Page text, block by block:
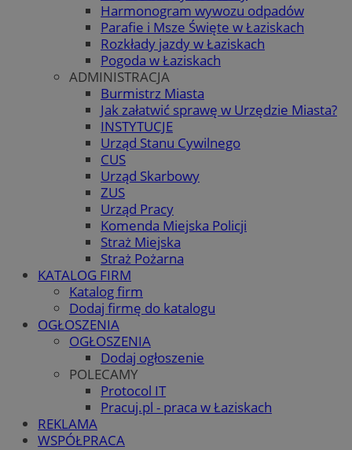
Harmonogram wywozu odpadów
Parafie i Msze Święte w Łaziskach
Rozkłady jazdy w Łaziskach
Pogoda w Łaziskach
ADMINISTRACJA
Burmistrz Miasta
Jak załatwić sprawę w Urzędzie Miasta?
INSTYTUCJE
Urząd Stanu Cywilnego
CUS
Urząd Skarbowy
ZUS
Urząd Pracy
Komenda Miejska Policji
Straż Miejska
Straż Pożarna
KATALOG FIRM
Katalog firm
Dodaj firmę do katalogu
OGŁOSZENIA
OGŁOSZENIA
Dodaj ogłoszenie
POLECAMY
Protocol IT
Pracuj.pl - praca w Łaziskach
REKLAMA
WSPÓŁPRACA